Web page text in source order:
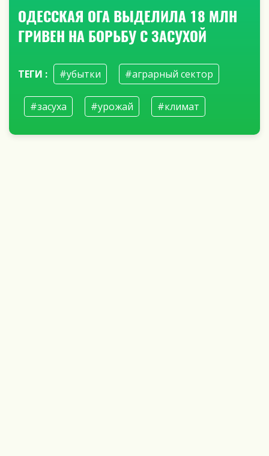
ОДЕССКАЯ ОГА ВЫДЕЛИЛА 18 МЛН
ГРИВЕН НА БОРЬБУ С ЗАСУХОЙ
ТЕГИ : #убытки #аграрный сектор
#засуха #урожай #климат